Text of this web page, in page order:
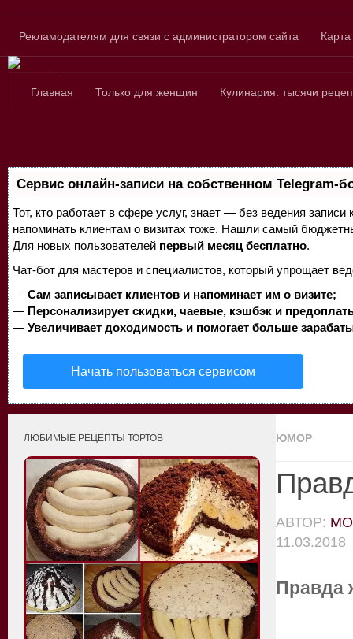
Рекламодателям для связи с администратором сайта
Сайт для
Главная Только для женщин Кулинария: тысячи
Сервис онлайн-записи на собственном Telegram-
Тот, кто работает в сфере услуг, знает — без ведения
напоминать клиентам о визитах тоже. Нашли самый
Для новых пользователей первый месяц бесплатно.
Чат-бот для мастеров и специалистов, который упрощает
— Сам записывает клиентов и напоминает им о визите;
— Персонализирует скидки, чаевые, кэшбэк и
— Увеличивает доходимость и помогает больше
Начать пользоваться сервисом
ЮМОР
АВТОР:
11.03.2018
Правда
ЛЮБИМЫЕ РЕЦЕПТЫ ТОРТОВ